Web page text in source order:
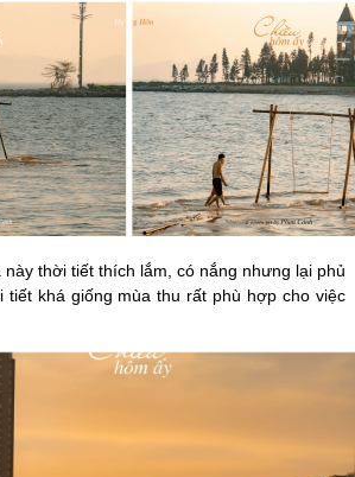
thời tiết thích lắm, có nắng nhưng lại phủ
tiết khá giống mùa thu rất phù hợp cho việc